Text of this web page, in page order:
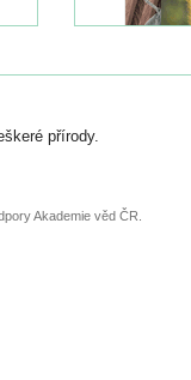
přírody.
Akademie věd ČR.